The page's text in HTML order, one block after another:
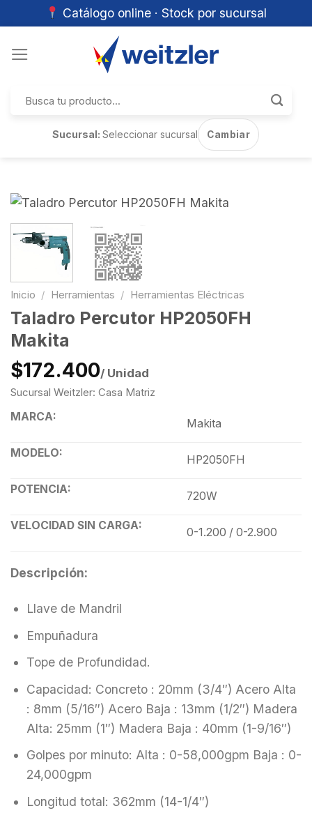
Catálogo online · Stock por sucursal
por:
Sucursal:Seleccionar sucursal Cambiar
Inicio / Herramientas / Herramientas Eléctricas
Taladro Percutor HP2050FH
Makita
$172.400/ Unidad
Sucursal Weitzler: Casa Matriz
MARCA:
Makita
MODELO:
HP2050FH
POTENCIA:
720W
VELOCIDAD SIN CARGA:
0-1.200 / 0-2.900
Descripción:
Llave de Mandril
Empuñadura
Tope de Profundidad.
Capacidad: Concreto : 20mm (3/4″) Acero Alta
: 8mm (5/16″) Acero Baja : 13mm (1/2″) Madera
Alta: 25mm (1″) Madera Baja : 40mm (1-9/16″)
Golpes por minuto: Alta : 0-58,000gpm Baja : 0-
24,000gpm
Longitud total: 362mm (14-1/4″)